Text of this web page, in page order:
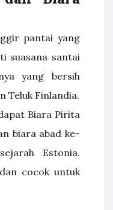
pantai yang
suasana santai
yang bersih
Teluk Finlandia.
Biara Pirita
biara abad ke-
Estonia.
cocok untuk